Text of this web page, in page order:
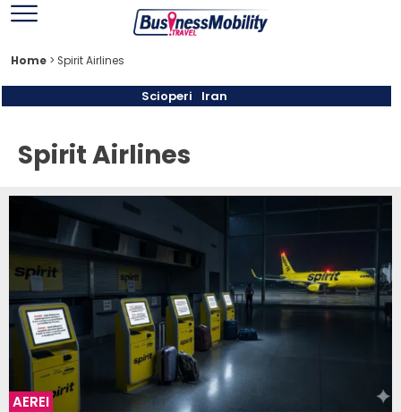
Home > Spirit Airlines
Scioperi Iran
Spirit Airlines
AEREI